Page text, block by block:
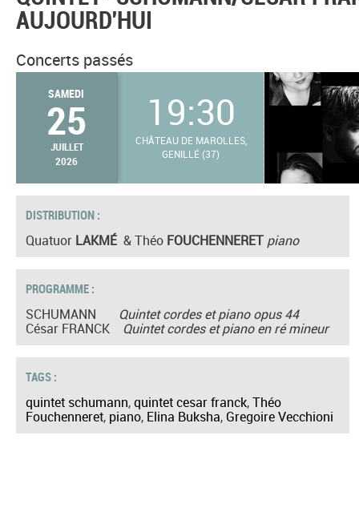
AUJOURD'HUI
Concerts passés
SAMEDI
25
JUILLET
2026
19:30
CHÂTEAU DE MAROLLES,
GENILLÉ (37)
DISTRIBUTION :
Quatuor LAKMÉ & Théo FOUCHENNERET piano
PROGRAMME :
SCHUMANN Quintet cordes et piano opus 44
César FRANCK Quintet cordes et piano en ré mineur
TAGS :
quintet schumann,quintet cesar franck,Théo
Fouchenneret, piano, Elina Buksha, Gregoire Vecchioni